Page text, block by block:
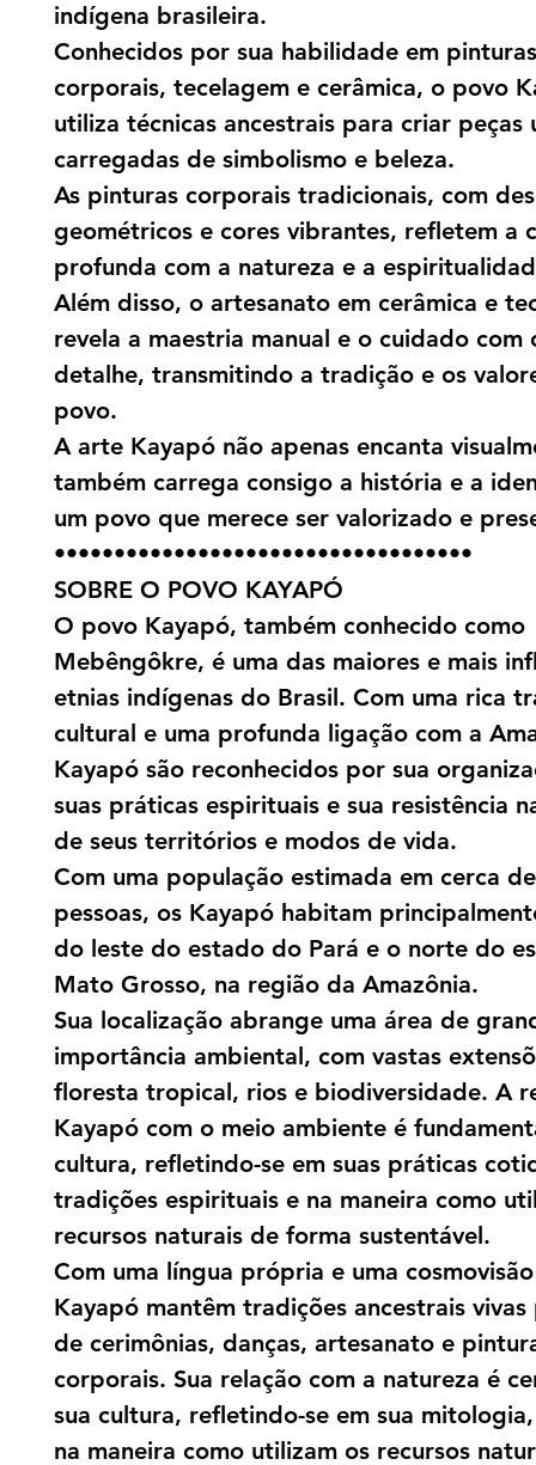
indígena brasileira.
Conhecidos por sua habilidade em pinturas
corporais, tecelagem e cerâmica, o povo
utiliza técnicas ancestrais para criar peças
carregadas de simbolismo e beleza.
As pinturas corporais tradicionais, com
geométricos e cores vibrantes, refletem a
profunda com a natureza e a
Além disso, o artesanato em cerâmica e
revela a maestria manual e o cuidado com
detalhe, transmitindo a tradição e os
povo.
A arte Kayapó não apenas encanta
também carrega consigo a história e a
um povo que merece ser valorizado e
•••••••••••••••••••••••••••••••••••
SOBRE O POVO KAYAPÓ
O povo Kayapó, também conhecido como
Mebêngôkre, é uma das maiores e mais
etnias indígenas do Brasil. Com uma rica
cultural e uma profunda ligação com a
Kayapó são reconhecidos por sua
suas práticas espirituais e sua resistência
de seus territórios e modos de vida.
Com uma população estimada em cerca
pessoas, os Kayapó habitam
do leste do estado do Pará e o norte do
Mato Grosso, na região da Amazônia.
Sua localização abrange uma área de
importância ambiental, com vastas
floresta tropical, rios e biodiversidade. A
Kayapó com o meio ambiente é
cultura, refletindo-se em suas práticas
tradições espirituais e na maneira como
recursos naturais de forma sustentável.
Com uma língua própria e uma
Kayapó mantêm tradições ancestrais
de cerimônias, danças, artesanato e
corporais. Sua relação com a natureza é
sua cultura, refletindo-se em sua
na maneira como utilizam os recursos